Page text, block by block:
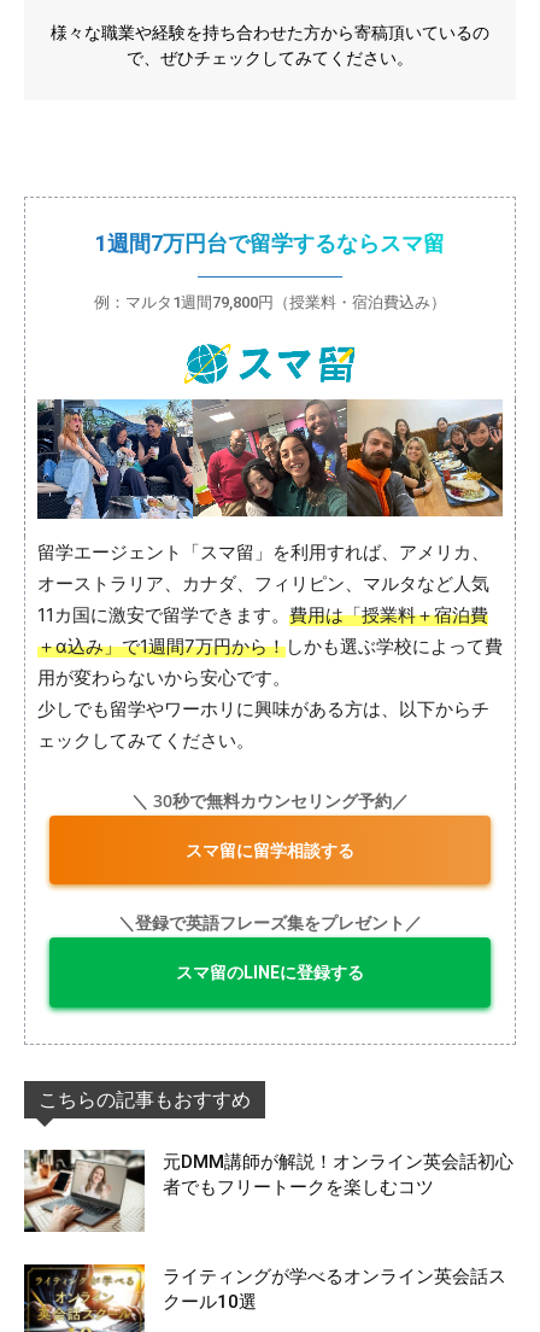
様々な職業や経験を持ち合わせた方から寄稿頂いているの
で、ぜひチェックしてみてください。
1週間7万円台で留学するならスマ留
例：マルタ1週間79,800円（授業料・宿泊費込み）
留学エージェント「スマ留」を利用すれば、アメリカ、
オーストラリア、カナダ、フィリピン、マルタなど人気
11カ国に激安で留学できます。 費用は「授業料＋宿泊費
＋α込み」で1週間7万円から！しかも選ぶ学校によって費
用が変わらないから安心です。
少しでも留学やワーホリに興味がある方は、以下からチ
ェックしてみてください。
＼ 30秒で無料カウンセリング予約／
スマ留に留学相談する
＼登録で英語フレーズ集をプレゼント／
スマ留のLINEに登録する
こちらの記事もおすすめ
元DMM講師が解説！オンライン英会話初心
者でもフリートークを楽しむコツ
ライティングが学べるオンライン英会話ス
クール10選